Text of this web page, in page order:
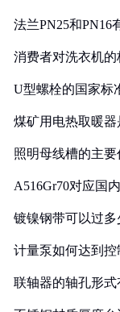
法兰PN25和PN16
消费者对洗衣机
U型螺栓的国家标
煤矿用电热取暖
照明母线槽的主要
A516Gr70对应国
镀镍钢带可以过多
计量泵如何达到
联轴器的轴孔形